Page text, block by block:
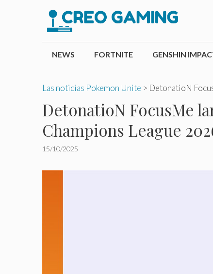
contenido
NEWS FORTNITE GENSHIN
Las noticias Pokemon Unite > DetonatioN
DetonatioN FocusMe
Champions League
15/10/2025